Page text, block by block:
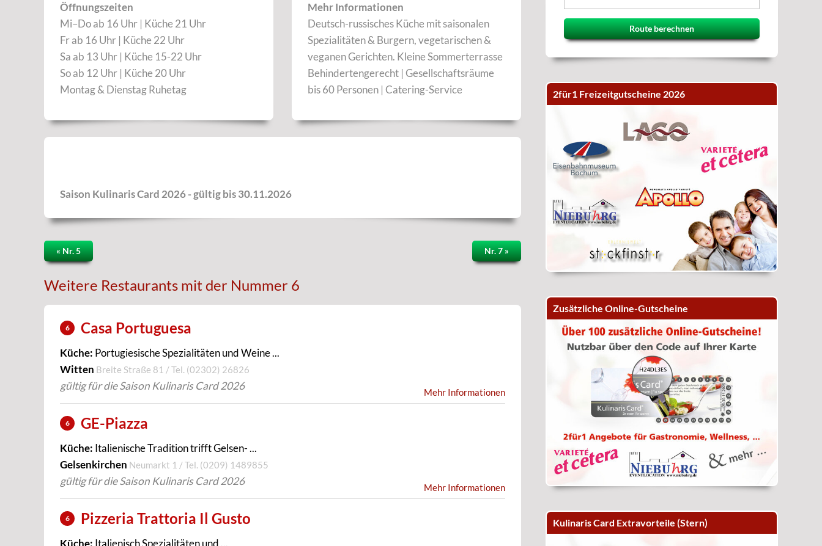
Öffnungszeiten
Mi–Do ab 16 Uhr | Küche 21 Uhr
Fr ab 16 Uhr | Küche 22 Uhr
Sa ab 13 Uhr | Küche 15-22 Uhr
So ab 12 Uhr | Küche 20 Uhr
Montag & Dienstag Ruhetag
Mehr Informationen
Deutsch-russisches Küche mit saisonalen
Spezialitäten & Burgern, vegetarischen &
veganen Gerichten. Kleine Sommerterrasse
Behindertengerecht | Gesellschaftsräume
bis 60 Personen | Catering-Service
Saison Kulinaris Card 2026 - gültig bis 30.11.2026
« Nr. 5 Nr. 7 »
Weitere Restaurants mit der Nummer 6
6 Casa Portuguesa
Küche: Portugiesische Spezialitäten und Weine ...
Witten Breite Straße 81 / Tel. (02302) 26826
gültig für die Saison Kulinaris Card 2026
Mehr Informationen
6 GE-Piazza
Küche: Italienische Tradition trifft Gelsen- ...
Gelsenkirchen Neumarkt 1 / Tel. (0209) 1489855
gültig für die Saison Kulinaris Card 2026
Mehr Informationen
6 Pizzeria Trattoria Il Gusto
Küche: Italienisch Spezialitäten und ...
Route berechnen
2für1 Freizeitgutscheine 2026
Zusätzliche Online-Gutscheine
Kulinaris Card Extravorteile (Stern)